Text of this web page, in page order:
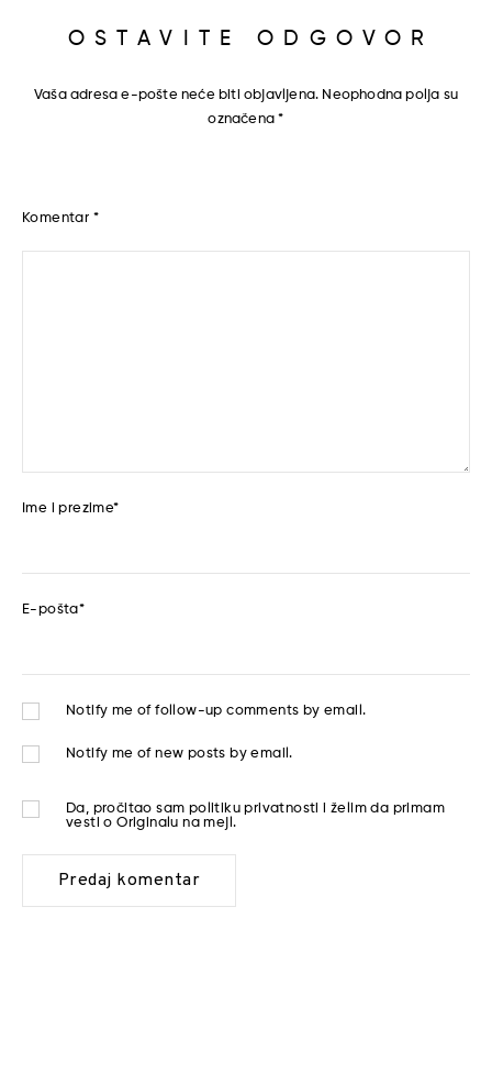
OSTAVITE ODGOVOR
Vaša adresa e-pošte neće biti objavljena. Neophodna polja su
označena*
Komentar *
Ime i prezime*
E-pošta*
Notify me of follow-up comments by email.
Notify me of new posts by email.
Da, pročitao sam politiku privatnosti
i želim da primam
vesti o Originalu na mejl.